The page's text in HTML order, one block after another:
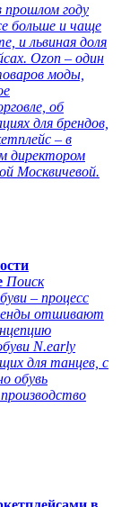
году
больше и чаще
и львиная доля
Ozon – один
моды,
об
для брендов,
– в
директором
Москвичевой.
Поиск
– процесс
отшивают
N.early
для танцев, с
обувь